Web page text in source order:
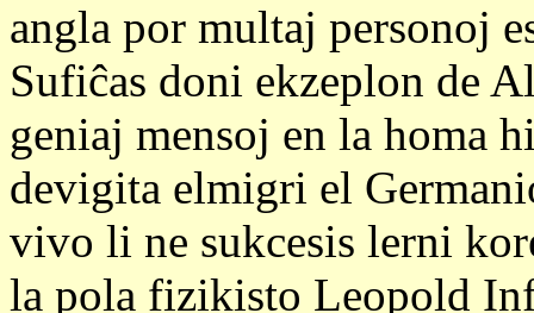
angla por multaj personoj
Sufiĉas doni ekzeplon de
geniaj mensoj en la homa
devigita elmigri el
vivo li ne sukcesis lerni
la pola fizikisto Leopold